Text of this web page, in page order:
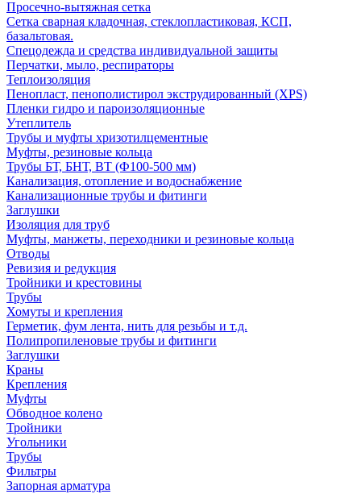
Просечно-вытяжная сетка
Сетка сварная кладочная, стеклопластиковая, КСП,
базальтовая.
Спецодежда и средства индивидуальной защиты
Перчатки, мыло, респираторы
Теплоизоляция
Пенопласт, пенополистирол экструдированный (XPS)
Пленки гидро и пароизоляционные
Утеплитель
Трубы и муфты хризотилцементные
Муфты, резиновые кольца
Трубы БТ, БНТ, ВТ (Ф100-500 мм)
Канализация, отопление и водоснабжение
Канализационные трубы и фитинги
Заглушки
Изоляция для труб
Муфты, манжеты, переходники и резиновые кольца
Отводы
Ревизия и редукция
Тройники и крестовины
Трубы
Хомуты и крепления
Герметик, фум лента, нить для резьбы и т.д.
Полипропиленовые трубы и фитинги
Заглушки
Краны
Крепления
Муфты
Обводное колено
Тройники
Угольники
Трубы
Фильтры
Запорная арматура